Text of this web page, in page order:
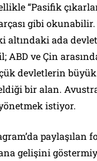
“Pasifik
gibi
altındaki ada
ABD ve Çin
devletlerin
bir alan.
istiyor.
paylaşılan
gelişini